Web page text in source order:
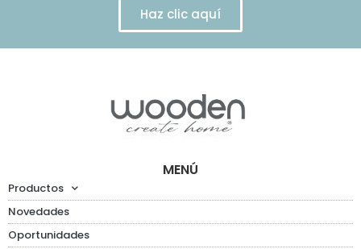
Haz clic aquí
MENÚ
Productos
Novedades
Oportunidades